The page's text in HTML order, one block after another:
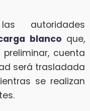
autoridades
blanco que,
cuenta
será trasladada
se realizan